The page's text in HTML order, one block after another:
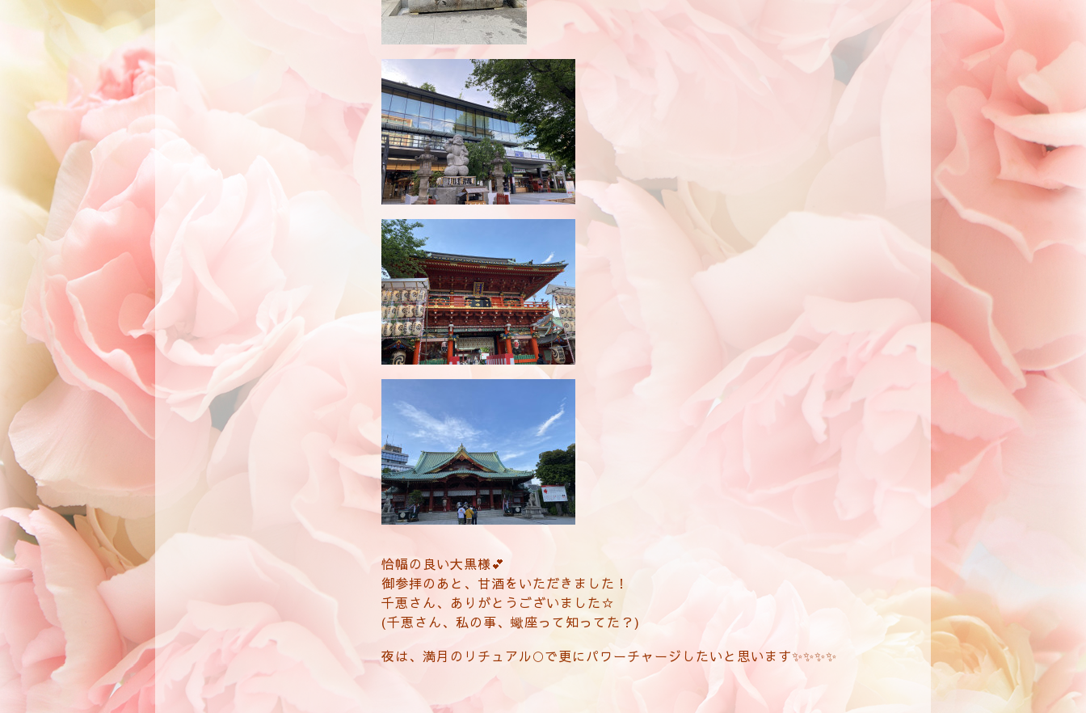
恰幅の良い大黒様💕
御参拝のあと、甘酒をいただきました！
千恵さん、ありがとうございました☆
(千恵さん、私の事、蠍座って知ってた？)
夜は、満月のリチュアル🌕で更にパワーチャージしたいと思います✨✨✨✨